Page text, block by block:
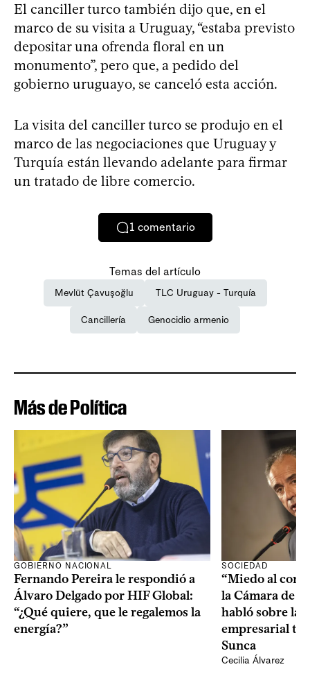
El canciller turco también dijo que, en el
marco de su visita a Uruguay, “estaba previsto
depositar una ofrenda floral en un
monumento”, pero que, a pedido del
gobierno uruguayo, se canceló esta acción.
La visita del canciller turco se produjo en el
marco de las negociaciones que Uruguay y
Turquía están llevando adelante para firmar
un tratado de libre comercio.
1 comentario
Temas del artículo
Mevlüt Çavuşoğlu TLC Uruguay - Turquía
Cancillería Genocidio armenio
Más de Política
GOBIERNO NACIONAL
Fernando Pereira le respondió a
Álvaro Delgado por HIF Global:
“¿Qué quiere, que le regalemos la
energía?”
SOCIEDAD
“Miedo al
la Cámara de
habló sobre la
empresarial
Sunca
Cecilia Álvarez